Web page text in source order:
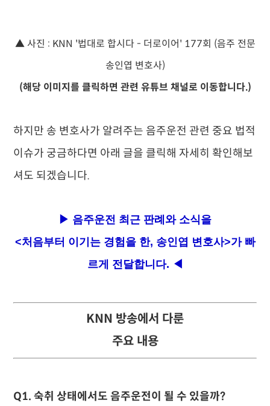
▲ 사진 : KNN '법대로 합시다 - 더로이어' 177회 (음주 전문
송인엽 변호사)
(해당 이미지를 클릭하면 관련 유튜브 채널로 이동합니다.)
하지만 송 변호사가 알려주는 음주운전 관련 중요 법적
이슈가 궁금하다면 아래 글을 클릭해 자세히 확인해보
셔도 되겠습니다.
▶ 음주운전 최근 판례와 소식을
<처음부터 이기는 경험을 한, 송인엽 변호사>가 빠
르게 전달합니다. ◀
KNN 방송에서 다룬
주요 내용
Q1. 숙취 상태에서도 음주운전이 될 수 있을까?